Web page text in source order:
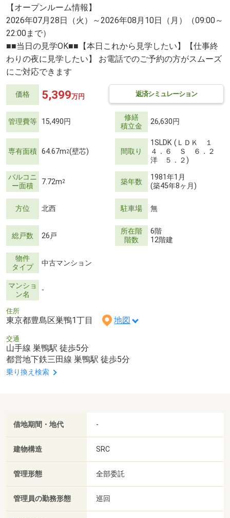
【オープンルーム情報】
2026年07月28日（火）～2026年08月10日（月）（09:00～
22:00まで）
■■当日の見学OK■■【本日これから見学したい】【仕事終
わりの夜に見学したい】 お電話でのご予約の方がスムーズ
にご対応できます
価格 返済シミュレーション
5,399万円
管理費等 15,490円
修繕
積立金
26,630円
専有面積 64.67m2(壁芯) 間取り
1SLDK (ＬＤＫ １
４．６ Ｓ ６．２
洋 ５．２)
バルコニ
ー面積
7.72m2 築年数
1981年1月
(築45年8ヶ月)
方位 北西 駐車場 無
総戸数 26戸
所在階
階数
6階
12階建
物件
タイプ
中古マンション
マンショ
ン名
-
住所
東京都豊島区巣鴨1丁目 地図
交通
山手線 巣鴨駅 徒歩5分
都営地下鉄三田線 巣鴨駅 徒歩5分
乗り換え検索
借地期間・地代 -
建物構造 SRC
管理形態 全部委託
管理員の勤務形態 巡回